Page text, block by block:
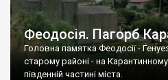
Феодосія. Пагорб
Головна памятка Феодосії -
старому районі - на
південній частині міста.